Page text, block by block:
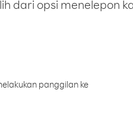
dari opsi menelepon
panggilan ke